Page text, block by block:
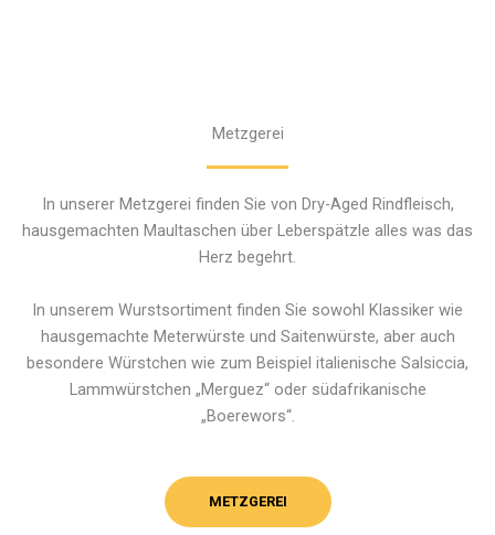
Metzgerei
In unserer Metzgerei finden Sie von Dry-Aged Rindfleisch,
hausgemachten Maultaschen über Leberspätzle alles was das
Herz begehrt.
In unserem Wurstsortiment finden Sie sowohl Klassiker wie
hausgemachte Meterwürste und Saitenwürste, aber auch
besondere Würstchen wie zum Beispiel italienische Salsiccia,
Lammwürstchen „Merguez“ oder südafrikanische
„Boerewors“.
METZGEREI